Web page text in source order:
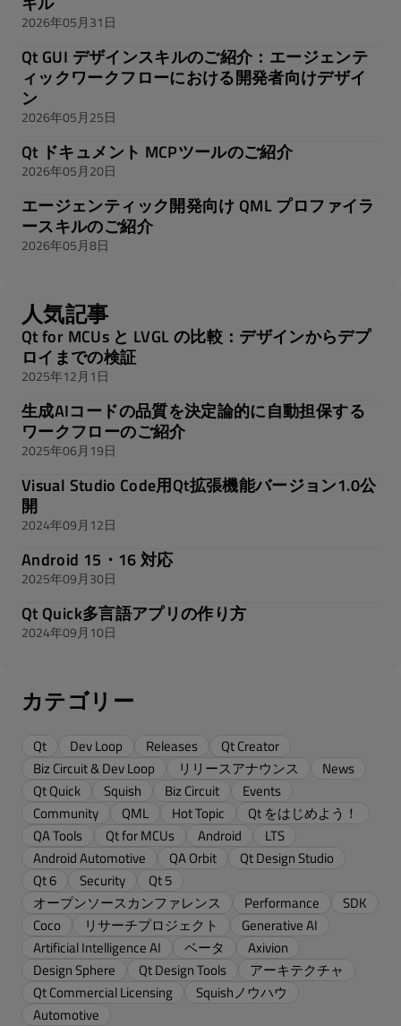
2026年05月31日
Qt GUI デザインスキルのご紹介：エージェンテ
ィックワークフローにおける開発者向けデザイ
ン
2026年05月25日
Qt ドキュメント MCPツールのご紹介
2026年05月20日
エージェンティック開発向け QML プロファイラ
ースキルのご紹介
2026年05月8日
人気記事
Qt for MCUs と LVGL の比較：デザインからデプ
ロイまでの検証
2025年12月1日
生成AIコードの品質を決定論的に自動担保する
ワークフローのご紹介
2025年06月19日
Visual Studio Code用Qt拡張機能バージョン1.0公
開
2024年09月12日
Android 15・16 対応
2025年09月30日
Qt Quick多言語アプリの作り方
2024年09月10日
カテゴリー
Qt Dev Loop Releases
Qt Creator
Biz Circuit & Dev Loop
リリースアナウンス
News
Qt Quick
Squish Biz Circuit
Events
Community
QML Hot Topic
Qt をはじめよう！
QA Tools
Qt for MCUs Android
LTS
Android Automotive
QA Orbit
Qt Design Studio
Qt 6
Security
Qt 5
オープンソースカンファレンス
Performance
SDK
Coco
リサーチプロジェクト
Generative AI
Artificial Intelligence AI
ベータ
Axivion
Design Sphere
Qt Design Tools
アーキテクチャ
Qt Commercial Licensing
Squishノウハウ
Automotive